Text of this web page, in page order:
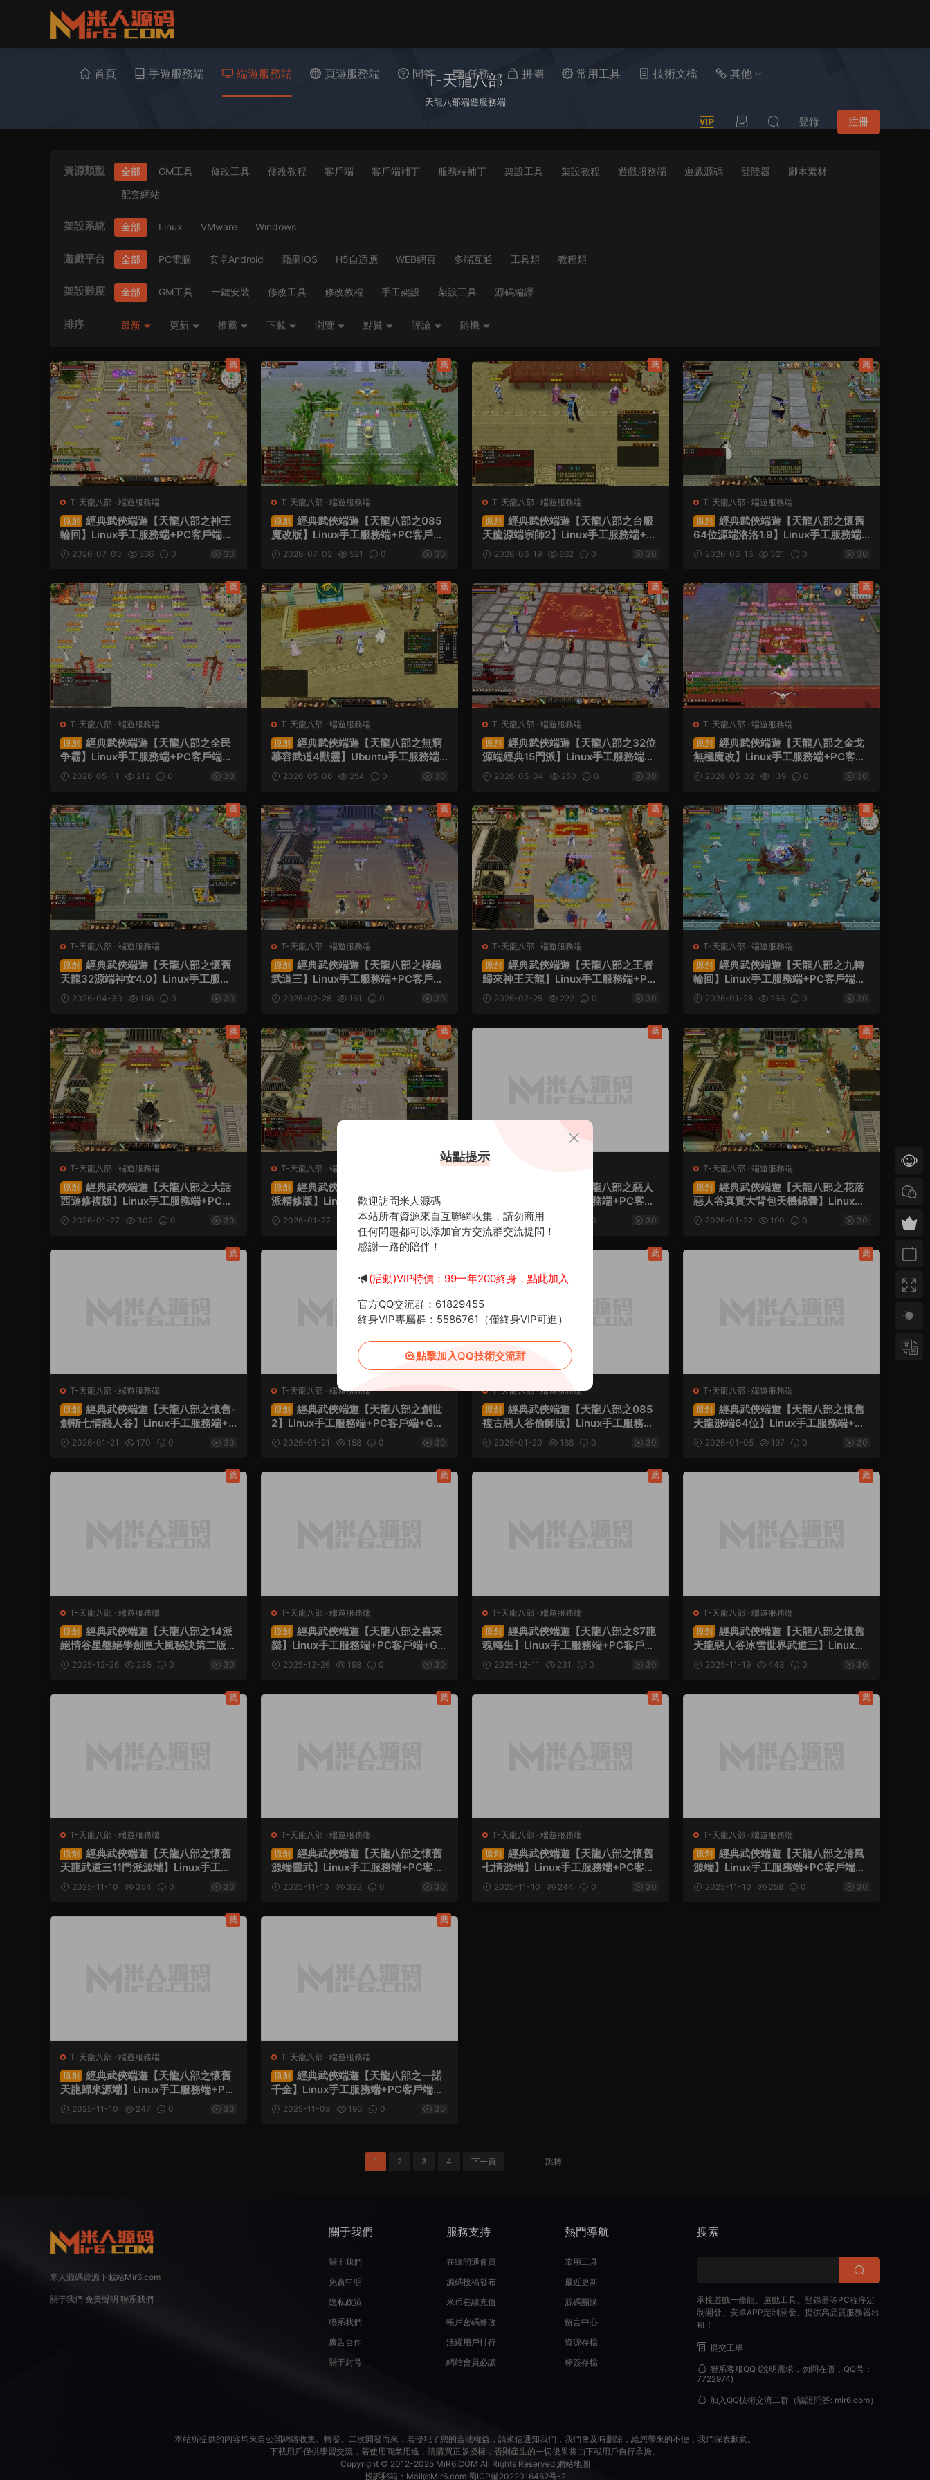
首頁 手遊服務端 端遊服務端 頁遊服務端 問答 任務 拼團 常用工具 技術文檔 其他
登錄 注冊
T-天龍八部
天龍八部端遊服務端
資源類型 全部 GM工具 修改工具 修改教程 客戶端 客戶端補丁 服務端補丁 架設工具 架設教程 遊戲服務端 遊戲源碼 登陸器
腳本素材
配套網站
架設系統 全部 Linux VMware Windows
遊戲平台 全部 PC電腦 安卓Android 蘋果IOS H5自适應 WEB網頁 多端互通 工具類 教程類
架設難度 全部 GM工具 一鍵安裝 修改工具 修改教程 手工架設 架設工具 源碼編譯
排序 最新 更新 推薦 下載 浏覽 點贊 評論 随機
T-天龍八部 · 端遊服務端
原創
經典武俠端遊【天龍八部之神王
輪回】Linux手工服務端+PC客戶端+G
M工具+視頻架設教程
2026-07-03 566 0 30
薦
T-天龍八部 · 端遊服務端
原創
經典武俠端遊【天龍八部之085
魔改版】Linux手工服務端+PC客戶端
+GM工具+視頻架設教程
2026-07-02 521 0 30
薦
T-天龍八部 · 端遊服務端
原創
經典武俠端遊【天龍八部之台服
天龍源端宗師2】Linux手工服務端+P
C客戶端+GM工具+網頁注冊+視頻架
設教程
2026-06-19 862 0 30
薦
T-天龍八部 · 端遊服務端
原創
經典武俠端遊【天龍八部之懷舊
64位源端洛洛1.9】Linux手工服務端+
PC客戶端+GM工具+網頁注冊+視頻
架設教程
2026-06-16 321 0 30
薦
T-天龍八部 · 端遊服務端
原創
經典武俠端遊【天龍八部之全民
争霸】Linux手工服務端+PC客戶端+G
M工具+視頻架設教程
2026-05-11 212 0 30
薦
T-天龍八部 · 端遊服務端
原創
經典武俠端遊【天龍八部之無窮
慕容武道4獸靈】Ubuntu手工服務端+
PC客戶端+網頁注冊+内置GM+視頻
架設教程
2026-05-06 254 0 30
薦
T-天龍八部 · 端遊服務端
原創
經典武俠端遊【天龍八部之32位
源端經典15門派】Linux手工服務端+
Win驗證器+PC客戶端+GM工具+網頁
注冊+網頁充值+視頻架設教程
2026-05-04 250 0 30
薦
T-天龍八部 · 端遊服務端
原創
經典武俠端遊【天龍八部之金戈
無極魔改】Linux手工服務端+PC客戶
端+GM工具+視頻架設教程
2026-05-02 139 0 30
薦
T-天龍八部 · 端遊服務端
原創
經典武俠端遊【天龍八部之懷舊
天龍32源端神女4.0】Linux手工服務
端+PC客戶端+内置gm工具+網頁注冊
+網頁充值+視頻架設教程
2026-04-30 156 0 30
薦
T-天龍八部 · 端遊服務端
原創
經典武俠端遊【天龍八部之極緻
武道三】Linux手工服務端+PC客戶端
+GM工具+視頻架設教程
2026-02-28 161 0 30
薦
T-天龍八部 · 端遊服務端
原創
經典武俠端遊【天龍八部之王者
歸來神王天龍】Linux手工服務端+PC
客戶端+GM工具+視頻架設教程
2026-02-25 222 0 30
薦
T-天龍八部 · 端遊服務端
原創
經典武俠端遊【天龍八部之九轉
輪回】Linux手工服務端+PC客戶端+G
M工具+視頻架設教程
2026-01-28 266 0 30
薦
T-天龍八部 · 端遊服務端
原創
經典武俠端遊【天龍八部之大話
西遊修複版】Linux手工服務端+PC客
戶端+GM工具+視頻架設教程
2026-01-27 302 0 30
薦
T-天龍八部 · 端遊服務端
原創
經典武俠端遊【天龍八部之11門
派精修版】Linux手工服務端+PC客戶
端+GM工具+視頻架設教程
2026-01-27 265 0 30
薦
經典武俠端遊【天龍八部之惡人
谷經典版】Linux手工服務端+PC客戶
端+GM工具+視頻架設教程
2026-01-25 0 30
薦
T-天龍八部 · 端遊服務端
原創
經典武俠端遊【天龍八部之花落
惡人谷真實大背包天機錦囊】Linux手
工服務端+PC客戶端+GM工具+視頻
架設教程
2026-01-22 190 0 30
薦
T-天龍八部 · 端遊服務端
原創
經典武俠端遊【天龍八部之懷舊-
劍斬七情惡人谷】Linux手工服務端+P
C客戶端+GM工具+視頻架設教程
2026-01-21 170 0 30
薦
T-天龍八部 · 端遊服務端
原創
經典武俠端遊【天龍八部之創世
2】Linux手工服務端+PC客戶端+GM
工具+視頻架設教程
2026-01-21 158 0 30
T-天龍八部·端遊服務端
原創
經典武俠端遊【天龍八部之085
複古惡人谷偷師版】Linux手工服務端
+PC客戶端+GM工具+視頻架設教程
2026-01-20 168 0 30
薦
T-天龍八部 · 端遊服務端
原創
經典武俠端遊【天龍八部之懷舊
天龍源端64位】Linux手工服務端+Wi
n系統Billserver驗證+PC客戶端+GM
工具+網頁注冊+網頁充值+視頻架設教
2026-01-05 197 0 30
薦
T-天龍八部 · 端遊服務端
原創
經典武俠端遊【天龍八部之14派
絕情谷星盤絕學劍匣大風秘訣第二版】
Linux手工服務端+PC客戶端+GM工具
+視頻架設教程
2025-12-26 235 0 30
薦
T-天龍八部 · 端遊服務端
原創
經典武俠端遊【天龍八部之喜來
樂】Linux手工服務端+PC客戶端+GM
工具+視頻架設教程
2025-12-26 198 0 30
薦
T-天龍八部 · 端遊服務端
原創
經典武俠端遊【天龍八部之S7龍
魂轉生】Linux手工服務端+PC客戶端
+GM工具+視頻架設教程
2025-12-11 231 0 30
薦
T-天龍八部 · 端遊服務端
原創
經典武俠端遊【天龍八部之懷舊
天龍惡人谷冰雪世界武道三】Linux手
工服務端+PC客戶端+GM工具+視頻
架設教程
2025-11-19 443 0 30
薦
T-天龍八部 · 端遊服務端
原創
經典武俠端遊【天龍八部之懷舊
天龍武道三11門派源端】Linux手工服
務端+PC客戶端+GM工具+網頁注冊
+網頁充值+視頻架設教程
2025-11-10 354 0 30
薦
T-天龍八部 · 端遊服務端
原創
經典武俠端遊【天龍八部之懷舊
源端靈武】Linux手工服務端+PC客戶
端+GM工具+網頁注冊+網頁充值+視
頻架設教程
2025-11-10 322 0 30
薦
T-天龍八部 · 端遊服務端
原創
經典武俠端遊【天龍八部之懷舊
七情源端】Linux手工服務端+PC客戶
端+GM工具+網頁注冊+網頁充值+視
頻架設教程
2025-11-10 244 0 30
薦
T-天龍八部 · 端遊服務端
原創
經典武俠端遊【天龍八部之清風
源端】Linux手工服務端+PC客戶端+G
M工具+網頁注冊+網頁充值+視頻架設
教程
2025-11-10 258 0 30
薦
T-天龍八部 · 端遊服務端
原創
經典武俠端遊【天龍八部之懷舊
天龍歸來源端】Linux手工服務端+PC
客戶端+GM工具+網頁注冊+網頁充值
+視頻架設教程
2025-11-10 247 0 30
薦
T-天龍八部 · 端遊服務端
原創
經典武俠端遊【天龍八部之一諾
千金】Linux手工服務端+PC客戶端+G
M工具+視頻架設教程
2025-11-03 190 0 30
薦
1 2 3 4 下一頁 跳轉
米人源碼資源下載站Mir6.com
關于我們 免責聲明 聯系我們
關于我們
關于我們
免責申明
隐私政策
聯系我們
廣告合作
關于封号
服務支持
在線開通會員
源碼投稿發布
米币在線充值
帳戶密碼修改
活躍用戶排行
網站會員必讀
熱門導航
常用工具
最近更新
源碼團購
留言中心
資源存檔
标簽存檔
搜索
承接遊戲一條龍、遊戲工具、登錄器等PC程序定
制開發、安卓APP定制開發、提供高品質服務器出
租！
提交工單
聯系客服QQ(說明需求，勿問在否，QQ号：
7722974)
加入QQ技術交流二群（驗證問答: mir6.com）
本站所提供的内容均來自公開網絡收集、轉發、二次開發而來，若侵犯了您的合法權益，請來信通知我們，我們會及時删除，給您帶來的不便，我們深表歉意。
下載用戶僅供學習交流，若使用商業用途，請購買正版授權，否則産生的一切後果将由下載用戶自行承擔。
Copyright © 2012-2025 MiR6.COM All Rights Reserved 網站地圖
投訴郵箱： Mail@Mir6.com 蜀ICP備2022016462号-2
站點提示
歡迎訪問米人源碼
本站所有資源來自互聯網收集，請勿商用
任何問題都可以添加官方交流群交流提問！
感謝一路的陪伴！
(活動)VIP特價：99一年200終身，點此加入
官方QQ交流群：61829455
終身VIP專屬群：5586761（僅終身VIP可進）
點擊加入QQ技術交流群